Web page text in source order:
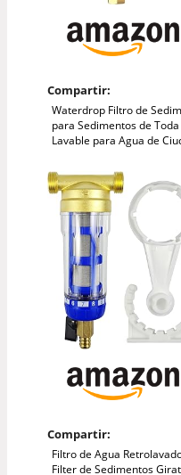
Compartir:
Waterdrop Filtro de
para Sedimentos de
Lavable para Agua de
Compartir:
Filtro de Agua
Filter de Sedimentos